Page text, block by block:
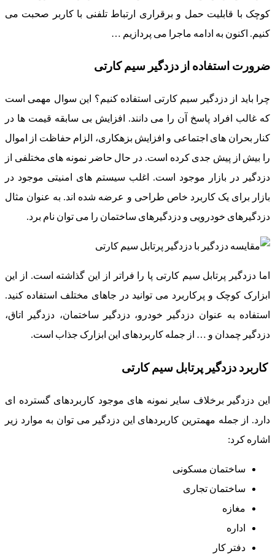
کوچک با قابلیت حمل و برقراری ارتباط تلفنی با کاربر صحبت می
کنیم. اکنون به ادامه ماجرا می پردازیم …
ضرورت استفاده از دزدگیر سیم کارتی
چرا باید از دزدگیر سیم کارتی استفاده کنیم؟ این سوال مهمی است
که غالب افراد پاسخ آن را می دانند. افزایش بی سابقه قیمت ها در
کنار بحران های اجتماعی و افزایش بزهکاری، الزام حفاظت از اموال
را بیش از پیش جدی کرده است. در حال حاضر نمونه های مختلفی از
دزدگیر در بازار موجود است. اغلب سیستم های امنیتی موجود در
بازار برای یک کاربرد خاص طراحی و عرضه شده اند. به عنوان مثال
دزدگیرهای خودرویی و دزدگیرهای ساختمان را می توان نام برد.
اما دزدگیر پرتابل سیم کارتی پا را فراتر از این گذاشته است. از این
ابزارک کوچک و پرکاربرد می توانید در جاهای مختلف استفاده کنید.
استفاده به عنوان دزدگیر خودرو، دزدگیر ساختمان، دزدگیر اتاق،
دزدگیر چمدان و … از جمله کاربردهای این ابزارک جذاب است.
کاربرد دزدگیر پرتابل سیم کارتی
این دزدگیر برخلاف سایر نمونه های موجود کاربردهای گسترده ای
دارد. از جمله مهمترین کاربردهای این دزدگیر می توان به موارد زیر
اشاره کرد:
ساختمان مسکونی
ساختمان تجاری
مغازه
اداره
دفتر کار